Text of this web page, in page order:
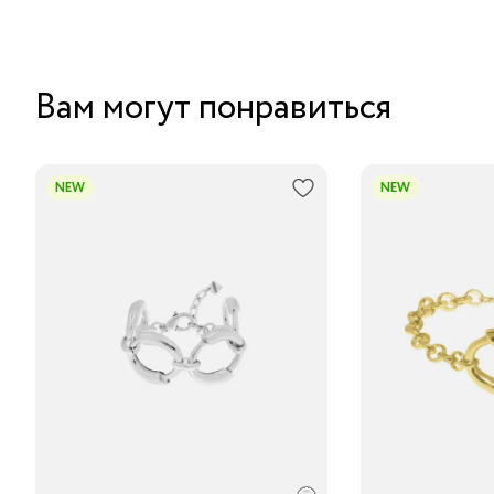
Вам могут понравиться
NEW NEW